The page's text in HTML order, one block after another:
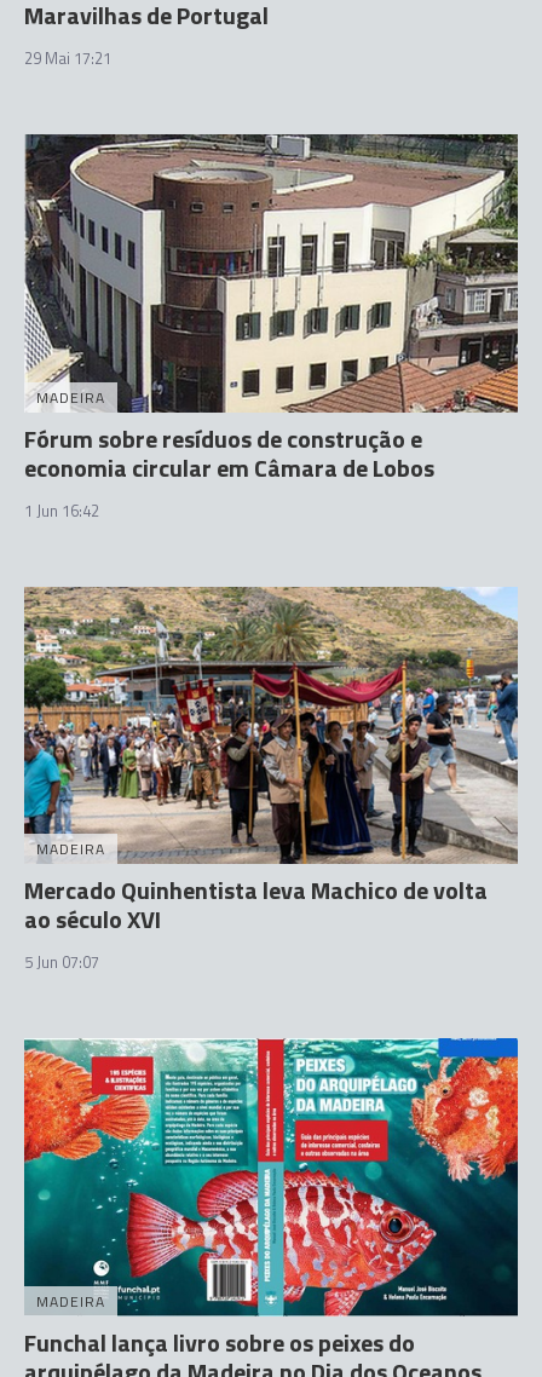
Maravilhas de Portugal
29 Mai 17:21
MADEIRA
Fórum sobre resíduos de construção e
economia circular em Câmara de Lobos
1 Jun 16:42
MADEIRA
Mercado Quinhentista leva Machico de volta
ao século XVI
5 Jun 07:07
MADEIRA
Funchal lança livro sobre os peixes do